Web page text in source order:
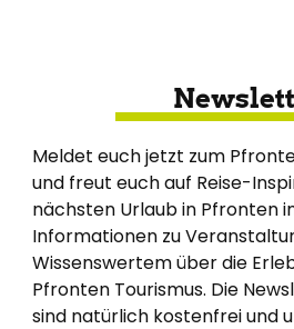
Meldet euch jetzt zum
und freut euch auf Reise-
nächsten Urlaub in Pfronten
Informationen zu
Wissenswertem über die
Pfronten Tourismus. Die
sind natürlich kostenfrei und